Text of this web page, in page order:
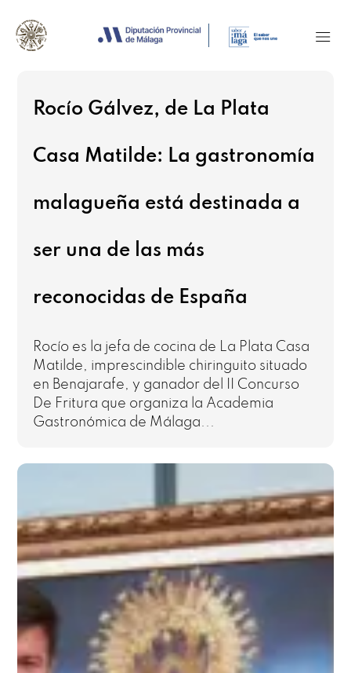
Rocío Gálvez, de La Plata
Casa Matilde: La gastronomía
malagueña está destinada a
ser una de las más
reconocidas de España
Rocío es la jefa de cocina de La Plata Casa
Matilde, imprescindible chiringuito situado
en Benajarafe, y ganador del II Concurso
De Fritura que organiza la Academia
Gastronómica de Málaga...